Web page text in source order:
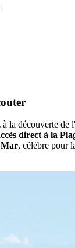
à la découverte de l'
direct à la
Mar, célèbre pour